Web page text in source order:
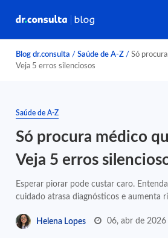
Blog dr.consulta / Saúde de A-Z / Só
Veja 5 erros silenciosos
Saúde de A-Z
Só procura médico
Veja 5 erros
Esperar piorar pode custar caro.
cuidado atrasa diagnósticos e aumenta
Helena Lopes 06, abr de 2026